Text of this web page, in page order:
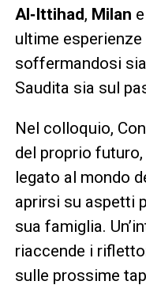
Al‑Ittihad, Milan e
ultime esperienze
soffermandosi
Saudita sia sul
Nel colloquio,
del proprio
legato al mondo
aprirsi su aspetti
sua famiglia.
riaccende i
sulle prossime